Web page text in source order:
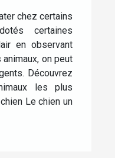
chez certains
certaines
en observant
on peut
Découvrez
les plus
Le chien un